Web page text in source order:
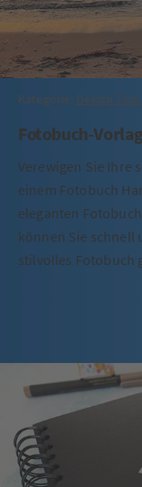
Kategorie: Design-
Fotobuch-
Verewigen Sie Ihre
einem Fotobuch
eleganten
können Sie schnell
stilvolles Fotobuch